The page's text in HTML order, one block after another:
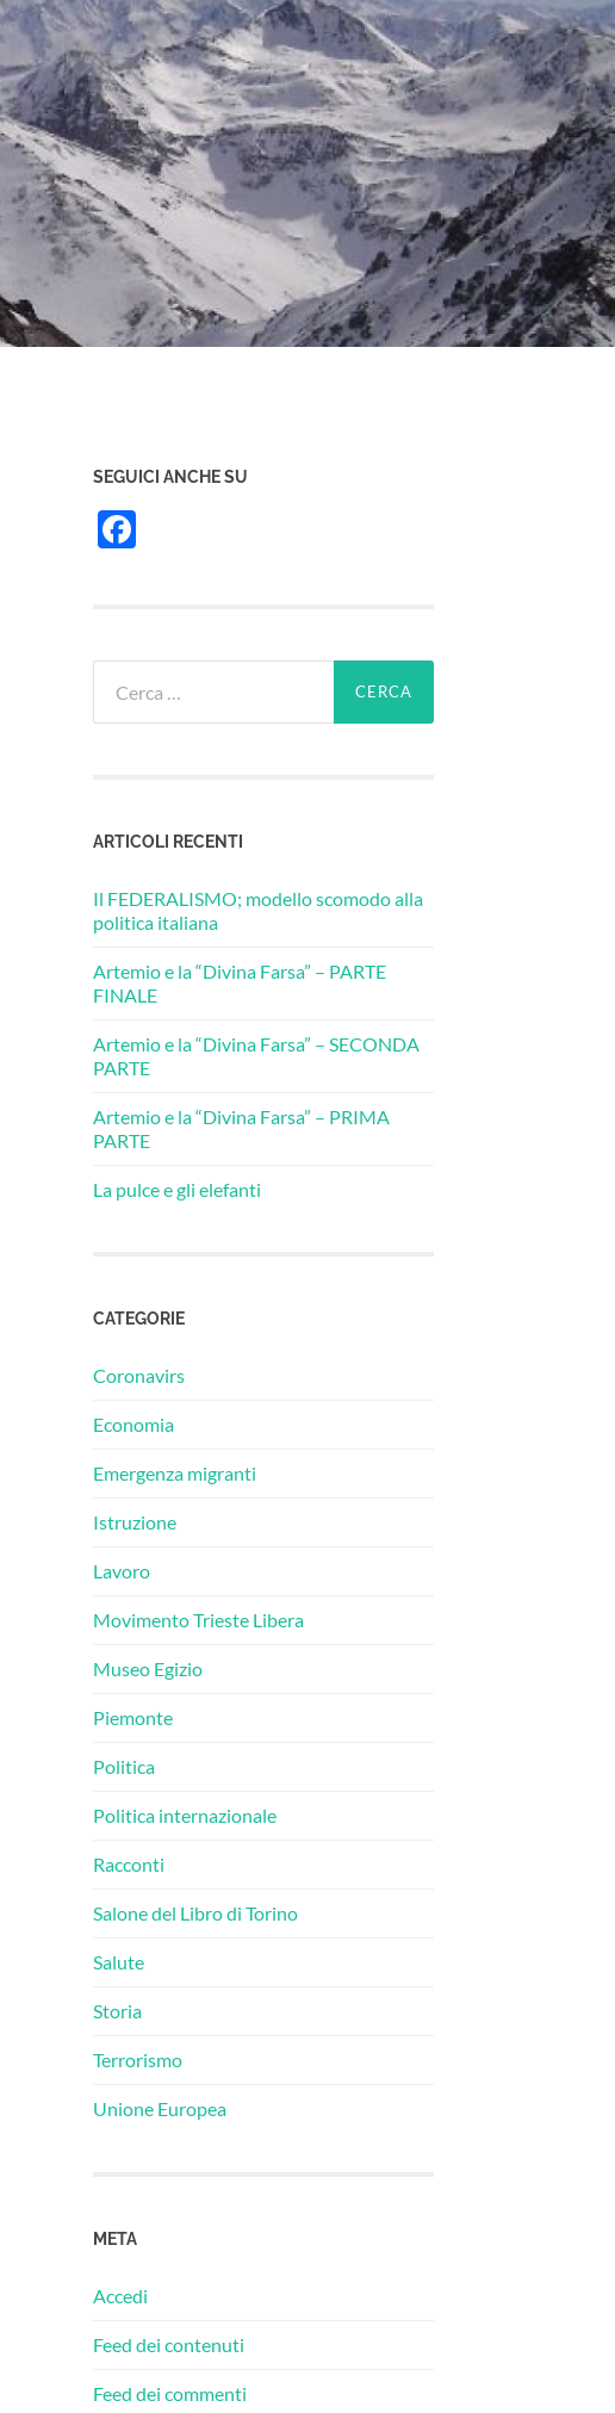
SEGUICI ANCHE SU
per:
ARTICOLI RECENTI
Il FEDERALISMO; modello scomodo alla
politica italiana
Artemio e la “Divina Farsa” – PARTE
FINALE
Artemio e la “Divina Farsa” – SECONDA
PARTE
Artemio e la “Divina Farsa” – PRIMA
PARTE
La pulce e gli elefanti
CATEGORIE
Coronavirs
Economia
Emergenza migranti
Istruzione
Lavoro
Movimento Trieste Libera
Museo Egizio
Piemonte
Politica
Politica internazionale
Racconti
Salone del Libro di Torino
Salute
Storia
Terrorismo
Unione Europea
META
Accedi
Feed dei contenuti
Feed dei commenti